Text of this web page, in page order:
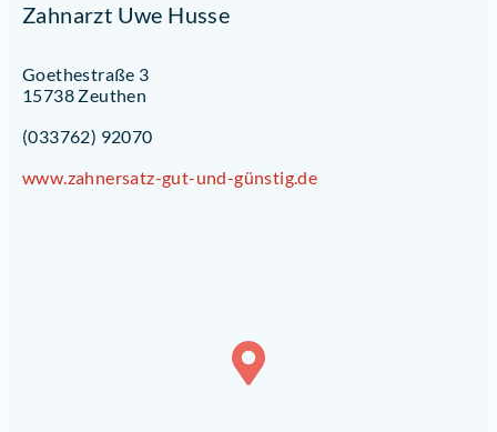
Zahnarzt Uwe Husse
Goethestraße 3
15738 Zeuthen
(033762) 92070
www.zahnersatz-gut-und-günstig.de